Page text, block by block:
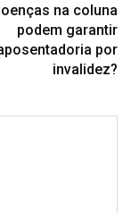
na coluna
podem garantir
por
invalidez?